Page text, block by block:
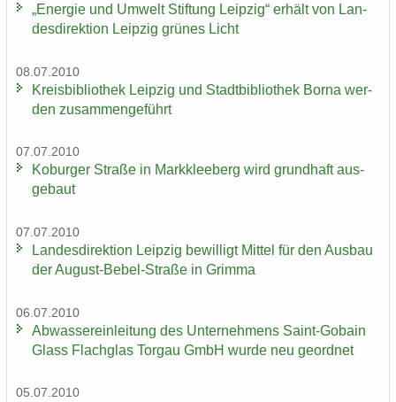
„En­er­gie und Um­welt Stif­tung Leip­zig“ er­hält von Lan­
des­di­rek­ti­on Leip­zig grü­nes Licht
08.07.2010
Kreis­bi­blio­thek Leip­zig und Stadt­bi­blio­thek Borna wer­
den zu­sam­men­ge­führt
07.07.2010
Ko­bur­ger Stra­ße in Mark­klee­berg wird grund­haft aus­
ge­baut
07.07.2010
Lan­des­di­rek­ti­on Leip­zig be­wil­ligt Mit­tel für den Aus­bau
der August-​Bebel-Straße in Grim­ma
06.07.2010
Ab­was­ser­ein­lei­tung des Un­ter­neh­mens Saint-​Gobain
Glass Flach­glas Tor­gau GmbH wurde neu ge­ord­net
05.07.2010